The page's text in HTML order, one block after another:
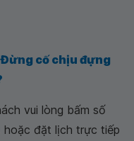
cố chịu đựng
vui lòng bấm số
hoặc đặt lịch trực tiếp